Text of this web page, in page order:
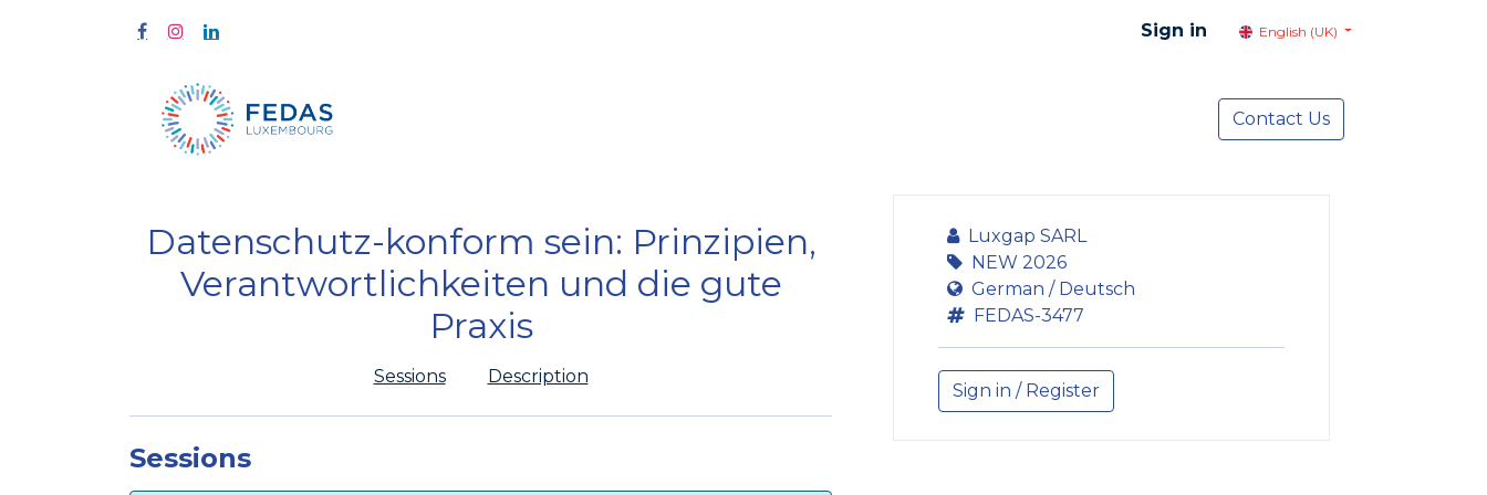
Sign in English (UK)
Social Advocacy Services
Contact Us
Datenschutz-konform sein: Prinzipien,
Verantwortlichkeiten und die gute
Praxis
Sessions Description
Sessions
Luxgap SARL
NEW 2026
German / Deutsch
FEDAS-3477
Sign in / Register